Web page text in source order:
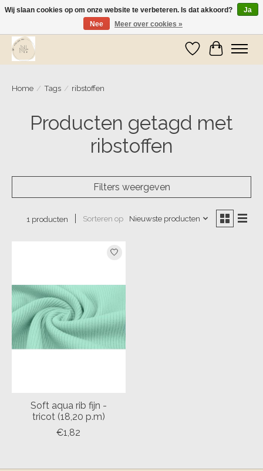
Wij zijn op vakantie! Vanaf zaterdag 9 mei worden er weer pakketjes verzonden
Verlanglijst
Home / Tags / ribstoffen
Producten getagd met
ribstoffen
Filters weergeven
1 producten Sorteren op Nieuwste producten
Soft aqua rib fijn -
tricot (18,20 p.m)
€1,82
Wij slaan cookies op om onze website te verbeteren. Is dat akkoord?
Ja
Nee
Meer over cookies »